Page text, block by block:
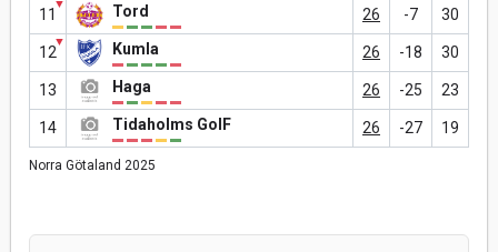
11
▼ Tord 26 -7 30
12
▼ Kumla 26 -18 30
13 Haga 26 -25 23
14 Tidaholms GoIF 26 -27 19
Norra Götaland 2025